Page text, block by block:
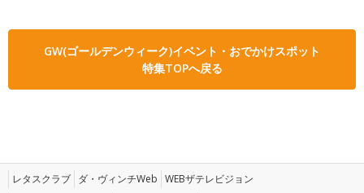
GW(ゴールデンウィーク)イベント・おでかけスポット
特集TOPへ戻る
レタスクラブ ダ・ヴィンチWeb WEBザテレビジョン